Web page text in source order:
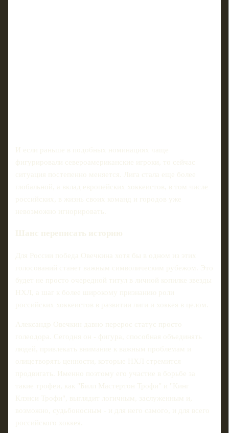
И если раньше в подобных номинациях чаще
фигурировали североамериканские игроки, то сейчас
ситуация постепенно меняется. Лига стала еще более
глобальной, а вклад европейских хоккеистов, в том числе
российских, в жизнь своих команд и городов уже
невозможно игнорировать.
Шанс переписать историю
Для России победа Овечкина хотя бы в одном из этих
голосований станет важным символическим рубежом. Это
будет не просто очередной титул в личной копилке звезды
НХЛ, а шаг к более широкому признанию роли
российских хоккеистов в развитии лиги и хоккея в целом.
Александр Овечкин давно перерос статус просто
голеодора. Сегодня он - фигура, способная объединять
людей, привлекать внимание к важным проблемам и
олицетворять ценности, которые НХЛ стремится
продвигать. Именно поэтому его участие в борьбе за
такие трофеи, как "Билл Мастертон Трофи" и "Кинг
Клэнси Трофи", выглядит логичным, заслуженным и,
возможно, судьбоносным - и для него самого, и для всего
российского хоккея.